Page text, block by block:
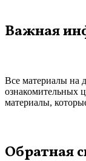
Важная
Все материалы на
ознакомительных
материалы,
Обратная